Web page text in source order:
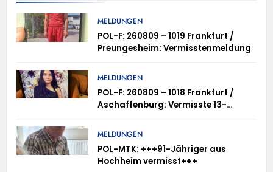
MELDUNGEN
POL-F: 260809 – 1019 Frankfurt /
Preungesheim: Vermisstenmeldung
MELDUNGEN
POL-F: 260809 – 1018 Frankfurt /
Aschaffenburg: Vermisste 13-
MELDUNGEN
POL-MTK: +++91-Jähriger aus
Hochheim vermisst+++